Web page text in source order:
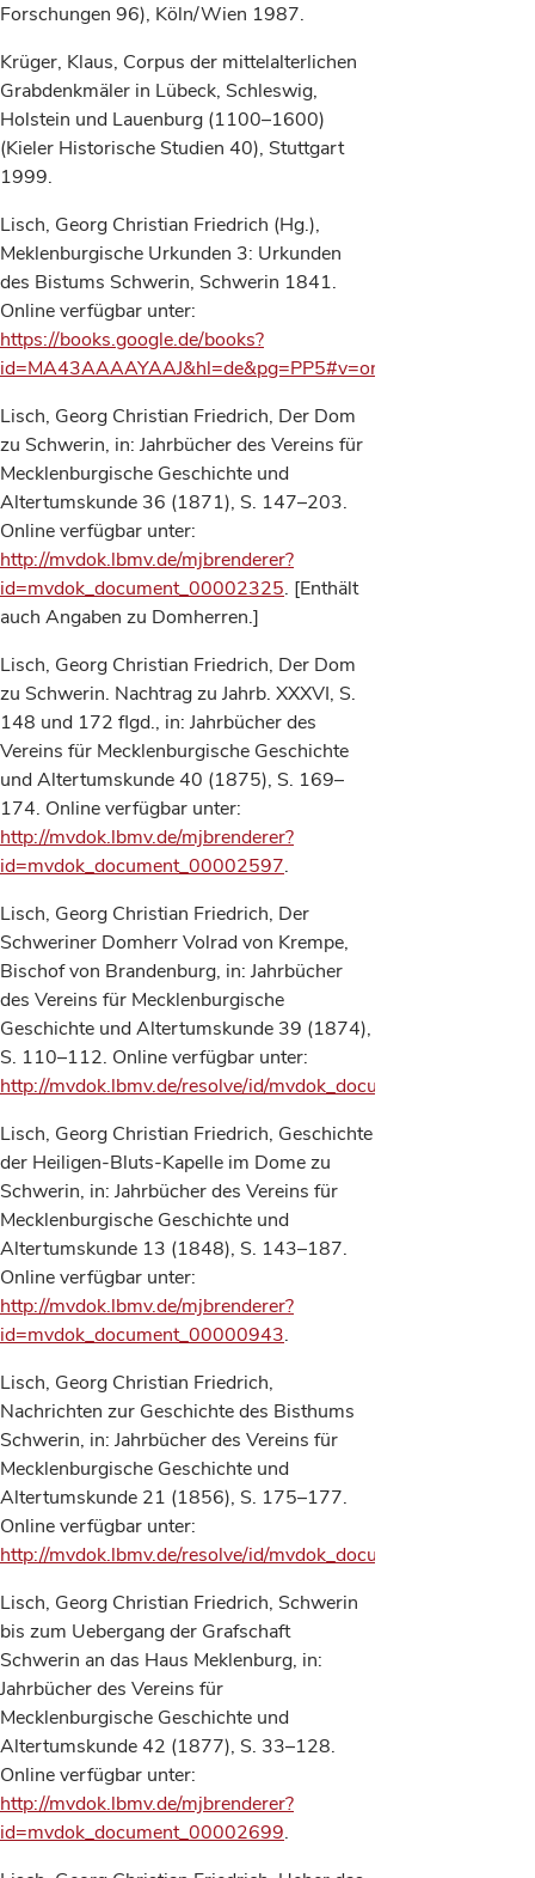
Forschungen 96), Köln/Wien 1987.
Krüger, Klaus, Corpus der mittelalterlichen
Grabdenkmäler in Lübeck, Schleswig,
Holstein und Lauenburg (1100–1600)
(Kieler Historische Studien 40), Stuttgart
1999.
Lisch, Georg Christian Friedrich (Hg.),
Meklenburgische Urkunden 3: Urkunden
des Bistums Schwerin, Schwerin 1841.
Online verfügbar unter:
https://books.google.de/books?
id=MA43AAAAYAAJ&hl=de&pg=PP5#v=onepage&q&f=false
Lisch, Georg Christian Friedrich, Der Dom
zu Schwerin, in: Jahrbücher des Vereins für
Mecklenburgische Geschichte und
Altertumskunde 36 (1871), S. 147–203.
Online verfügbar unter:
http://mvdok.lbmv.de/mjbrenderer?
id=mvdok_document_00002325. [Enthält
auch Angaben zu Domherren.]
Lisch, Georg Christian Friedrich, Der Dom
zu Schwerin. Nachtrag zu Jahrb. XXXVI, S.
148 und 172 flgd., in: Jahrbücher des
Vereins für Mecklenburgische Geschichte
und Altertumskunde 40 (1875), S. 169–
174. Online verfügbar unter:
http://mvdok.lbmv.de/mjbrenderer?
id=mvdok_document_00002597.
Lisch, Georg Christian Friedrich, Der
Schweriner Domherr Volrad von Krempe,
Bischof von Brandenburg, in: Jahrbücher
des Vereins für Mecklenburgische
Geschichte und Altertumskunde 39 (1874),
S. 110–112. Online verfügbar unter:
http://mvdok.lbmv.de/resolve/id/mvdok_document_00002493
Lisch, Georg Christian Friedrich, Geschichte
der Heiligen-Bluts-Kapelle im Dome zu
Schwerin, in: Jahrbücher des Vereins für
Mecklenburgische Geschichte und
Altertumskunde 13 (1848), S. 143–187.
Online verfügbar unter:
http://mvdok.lbmv.de/mjbrenderer?
id=mvdok_document_00000943.
Lisch, Georg Christian Friedrich,
Nachrichten zur Geschichte des Bisthums
Schwerin, in: Jahrbücher des Vereins für
Mecklenburgische Geschichte und
Altertumskunde 21 (1856), S. 175–177.
Online verfügbar unter:
http://mvdok.lbmv.de/resolve/id/mvdok_document_00001479
Lisch, Georg Christian Friedrich, Schwerin
bis zum Uebergang der Grafschaft
Schwerin an das Haus Meklenburg, in:
Jahrbücher des Vereins für
Mecklenburgische Geschichte und
Altertumskunde 42 (1877), S. 33–128.
Online verfügbar unter:
http://mvdok.lbmv.de/mjbrenderer?
id=mvdok_document_00002699.